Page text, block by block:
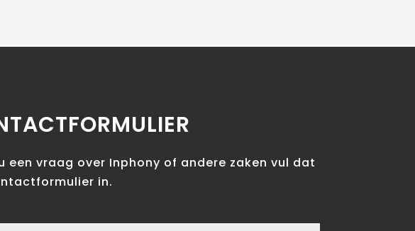
een vraag over Inphony of andere zaken vul dat
in.